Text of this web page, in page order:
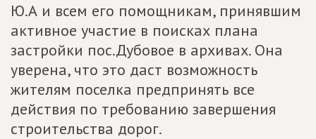
Ю.А и всем его помощникам, принявшим
активное участие в поисках плана
застройки пос.Дубовое в архивах. Она
уверена, что это даст возможность
жителям поселка предпринять все
действия по требованию завершения
строительства дорог.